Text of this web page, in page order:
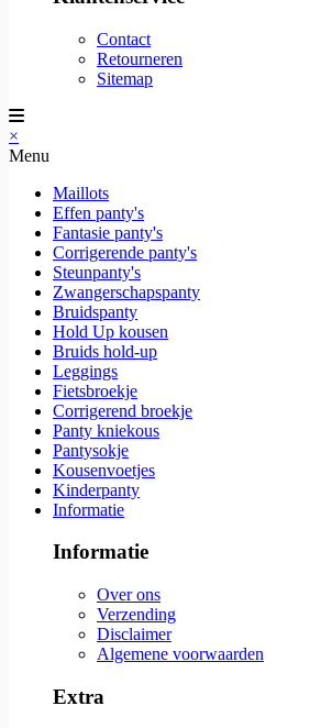
Contact
Retourneren
Sitemap
×
Menu
Maillots
Effen panty's
Fantasie panty's
Corrigerende panty's
Steunpanty's
Zwangerschapspanty
Bruidspanty
Hold Up kousen
Bruids hold-up
Leggings
Fietsbroekje
Corrigerend broekje
Panty kniekous
Pantysokje
Kousenvoetjes
Kinderpanty
Informatie
Informatie
Over ons
Verzending
Disclaimer
Algemene voorwaarden
Extra